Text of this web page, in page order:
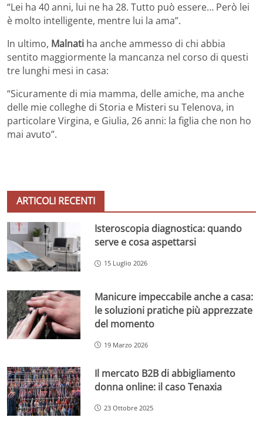
“Lei ha 40 anni, lui ne ha 28. Tutto può essere… Però lei
è molto intelligente, mentre lui la ama”.
In ultimo, Malnati ha anche ammesso di chi abbia
sentito maggiormente la mancanza nel corso di questi
tre lunghi mesi in casa:
“Sicuramente di mia mamma, delle amiche, ma anche
delle mie colleghe di Storia e Misteri su Telenova, in
particolare Virgina, e Giulia, 26 anni: la figlia che non ho
mai avuto”.
ARTICOLI RECENTI
Isteroscopia diagnostica: quando
serve e cosa aspettarsi
15 Luglio 2026
Manicure impeccabile anche a casa:
le soluzioni pratiche più apprezzate
del momento
19 Marzo 2026
Il mercato B2B di abbigliamento
donna online: il caso Tenaxia
23 Ottobre 2025